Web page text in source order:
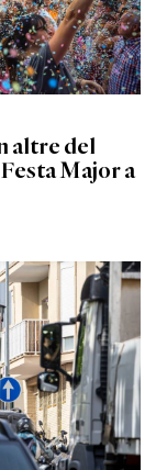
altre del
Major a